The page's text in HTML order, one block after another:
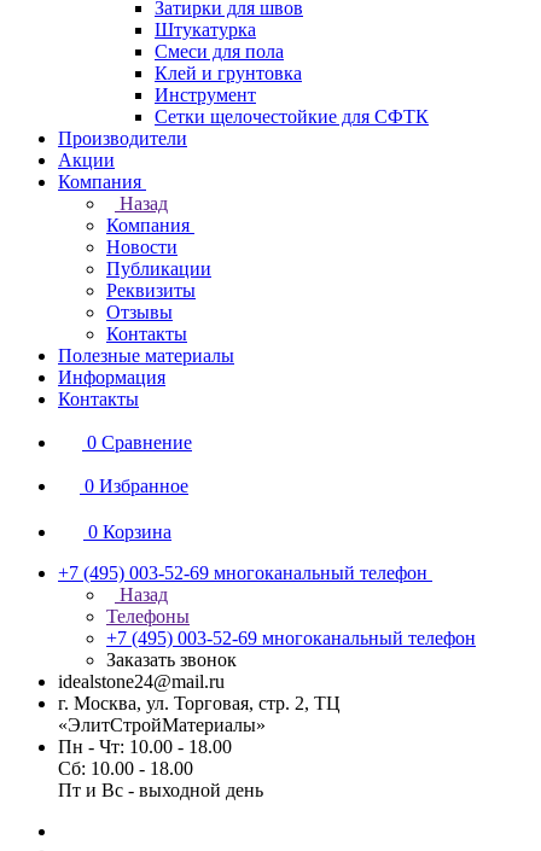
Затирки для швов
Штукатурка
Смеси для пола
Клей и грунтовка
Инструмент
Сетки щелочестойкие для СФТК
Производители
Акции
Компания
Назад
Компания
Новости
Публикации
Реквизиты
Отзывы
Контакты
Полезные материалы
Информация
Контакты
0 Сравнение
0 Избранное
0 Корзина
+7 (495) 003-52-69 многоканальный телефон
Назад
Телефоны
+7 (495) 003-52-69 многоканальный телефон
Заказать звонок
idealstone24@mail.ru
г. Москва, ул. Торговая, стр. 2, ТЦ
«ЭлитСтройМатериалы»
Пн - Чт: 10.00 - 18.00
Сб: 10.00 - 18.00
Пт и Вс - выходной день